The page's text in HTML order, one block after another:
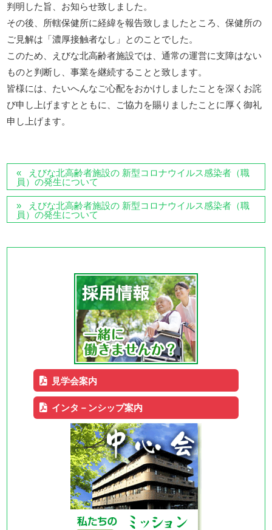
判明した旨、お知らせ致しました。
その後、所轄保健所に経緯を報告致しましたところ、保健所の
ご見解は「濃厚接触者なし」とのことでした。
このため、えびな北高齢者施設では、通常の運営に支障はない
ものと判断し、事業を継続することと致します。
皆様には、たいへんなご心配をおかけしましたことを深くお詫
び申し上げますとともに、ご協力を賜りましたことに厚く御礼
申し上げます。
えびな北高齢者施設の 新型コロナウイルス感染者（職
員）の発生について
えびな北高齢者施設の 新型コロナウイルス感染者（職
員）の発生について
見学会案内
インタ－ンシップ案内